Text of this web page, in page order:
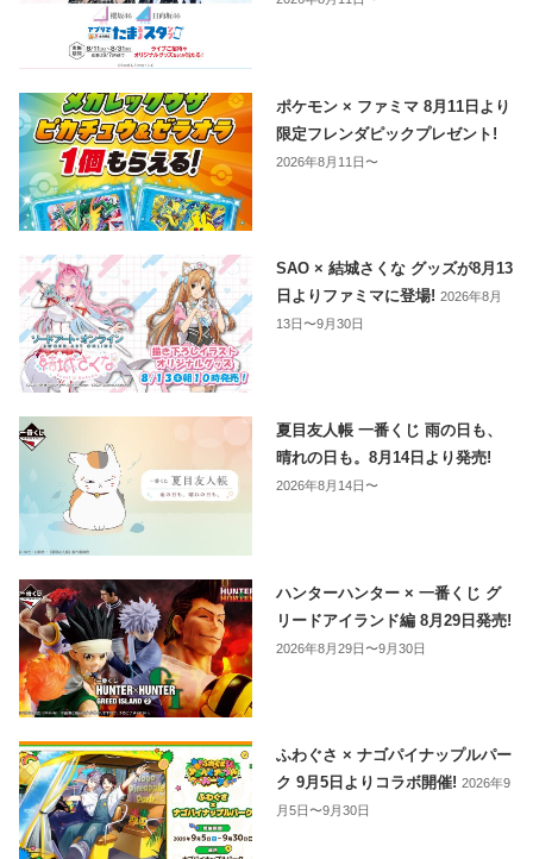
ポケモン × ファミマ 8月11日より
限定フレンダピックプレゼント!
2026年8月11日〜
SAO × 結城さくな グッズが8月13
日よりファミマに登場!2026年8月
13日〜9月30日
夏目友人帳 一番くじ 雨の日も、
晴れの日も。8月14日より発売!
2026年8月14日〜
ハンターハンター × 一番くじ グ
リードアイランド編 8月29日発売!
2026年8月29日〜9月30日
ふわぐさ × ナゴパイナップルパー
ク 9月5日よりコラボ開催!2026年9
月5日〜9月30日